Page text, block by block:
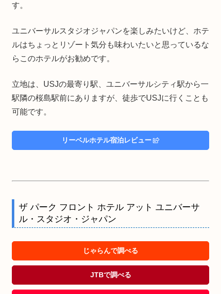
す。
ユニバーサルスタジオジャパンを楽しみたいけど、ホテ
ルはちょっとリゾート気分も味わいたいと思っているな
らこのホテルがお勧めです。
立地は、USJの最寄り駅、ユニバーサルシティ駅から一
駅隣の桜島駅前にありますが、徒歩でUSJに行くことも
可能です。
リーベルホテル宿泊レビュー
ザ パーク フロント ホテル アット ユニバーサ
ル・スタジオ・ジャパン
じゃらんで調べる
JTBで調べる